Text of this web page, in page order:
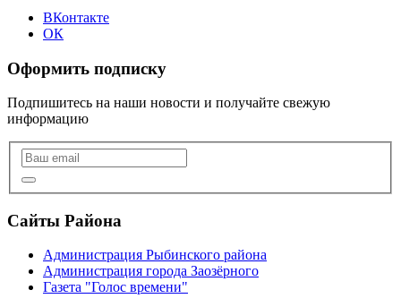
ВКонтакте
ОК
Оформить подписку
Подпишитесь на наши новости и получайте свежую
информацию
Сайты Района
Администрация Рыбинского района
Администрация города Заозёрного
Газета "Голос времени"